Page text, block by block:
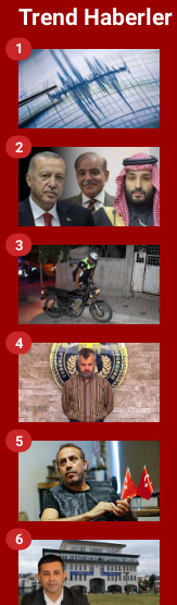
Trend Haberler
1
2
3
4
5
6